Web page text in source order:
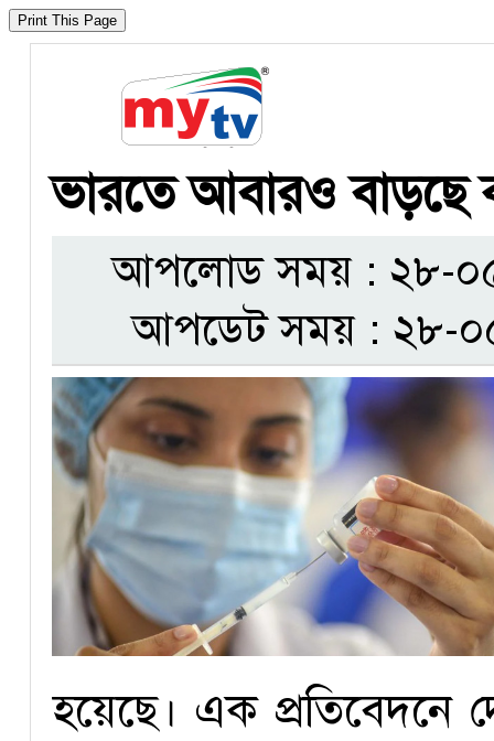
ভারতে আবারও বাড়ছে
আপলোড সময় : ২৮-
আপডেট সময় : ২৮-
হয়েছে। এক প্রতিবেদনে